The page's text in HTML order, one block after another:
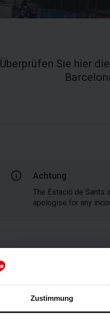
Zustimmung
Überprüfen Sie hier
Achtung
The Estació de Sants
apologise for any
The Torre Glòries -
Street. We apologise